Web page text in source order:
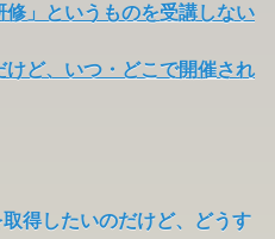
」というものを受講しない
けど、いつ・どこで開催され
得したいのだけど、どうす